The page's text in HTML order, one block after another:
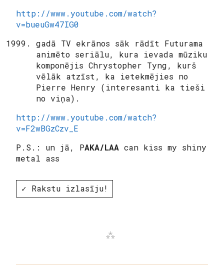
http://www.youtube.com/watch?
v=bueuGw47IG0
gadā TV ekrānos sāk rādīt Futurama
animēto seriālu, kura ievada mūziku
komponējis Chrystopher Tyng, kurš
vēlāk atzīst, ka ietekmējies no
Pierre Henry (interesanti ka tieši
no viņa).
http://www.youtube.com/watch?
v=F2wBGzCzv_E
P.S.: un jā, PAKA/LAA can kiss my shiny
metal ass
✓ Rakstu izlasīju!